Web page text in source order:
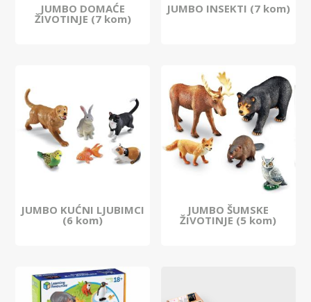
JUMBO DOMAĆE
ŽIVOTINJE (7 kom)
JUMBO INSEKTI (7 kom)
JUMBO KUĆNI LJUBIMCI
(6 kom)
JUMBO ŠUMSKE
ŽIVOTINJE (5 kom)